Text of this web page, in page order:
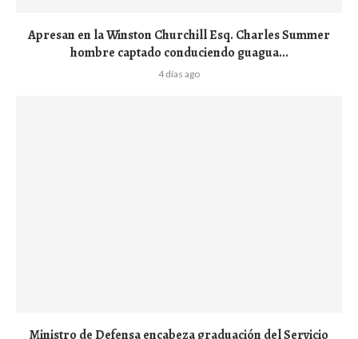
Apresan en la Winston Churchill Esq. Charles Summer
hombre captado conduciendo guagua...
4 días ago
Ministro de Defensa encabeza graduación del Servicio